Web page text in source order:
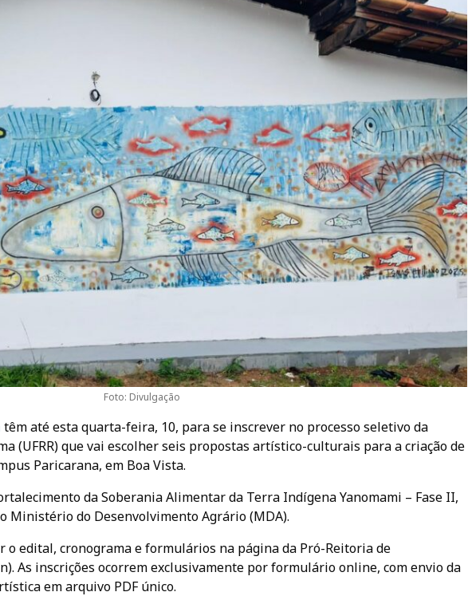
Foto: Divulgação
têm até esta quarta-feira, 10, para se inscrever no processo seletivo da
(UFRR) que vai escolher seis propostas artístico-culturais para a criação de
Paricarana, em Boa Vista.
da Soberania Alimentar da Terra Indígena Yanomami – Fase II,
Ministério do Desenvolvimento Agrário (MDA).
o edital, cronograma e formulários na página da Pró-Reitoria de
As inscrições ocorrem exclusivamente por formulário online, com envio da
em arquivo PDF único.